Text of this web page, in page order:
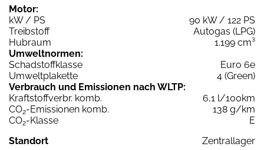
Motor:
kW / PS
90 kW / 122 PS
Treibstoff
Autogas (LPG)
Hubraum
1.199 cm³
Umweltnormen:
Schadstoffklasse
Euro 6e
Umweltplakette
4 (Green)
Verbrauch und Emissionen nach WLTP:
Kraftstoffverbr. komb.
6,1 l/100km
CO2-Emissionen komb.
138 g/km
CO2-Klasse
E
Standort
Zentrallager